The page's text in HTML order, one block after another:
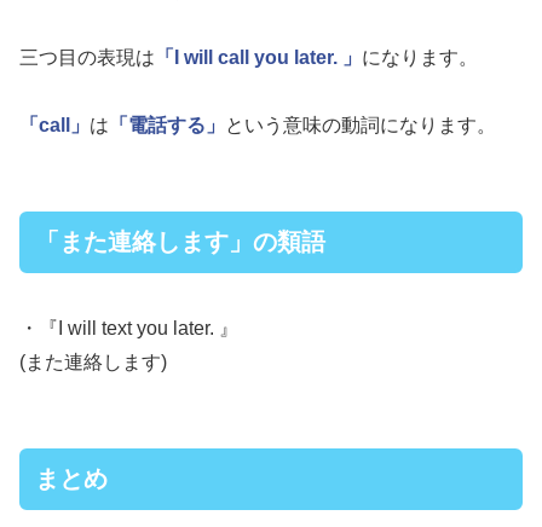
三つ目の表現は 「I will call you later. 」 になります。
「call」 は 「電話する」 という意味の動詞になります。
「また連絡します」の類語
・『I will text you later. 』
(また連絡します)
まとめ